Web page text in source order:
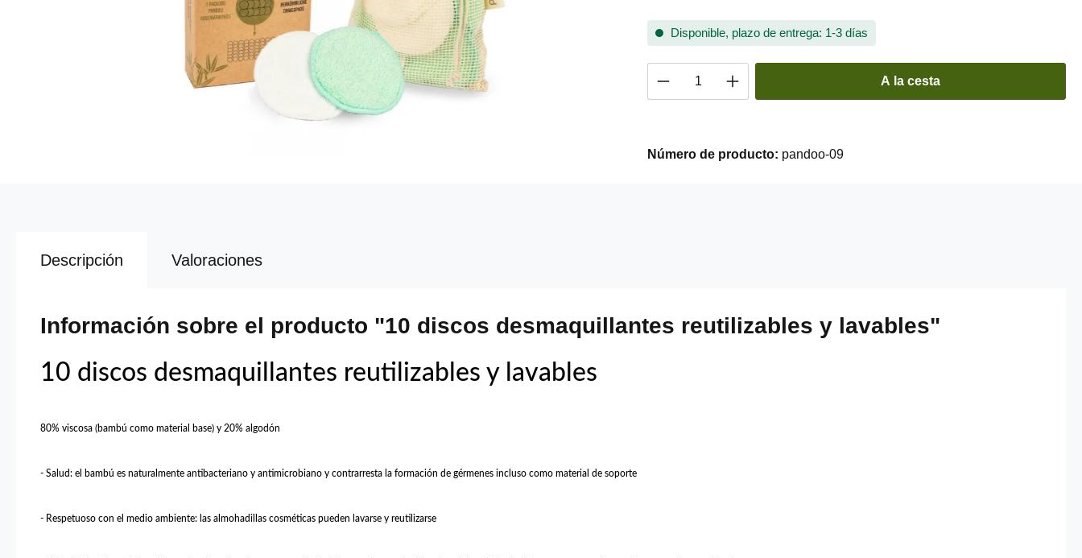
Disponible, plazo de entrega: 1-3 días
Cantidad del producto: introduce la cantidad
A la cesta
Número de producto: pandoo-09
Descripción Valoraciones
Información sobre el producto "10 discos desmaquillantes reutilizables y lavables"
10 discos desmaquillantes reutilizables y lavables
80% viscosa (bambú como material base) y 20% algodón
- Salud: el bambú es naturalmente antibacteriano y antimicrobiano y contrarresta la formación de gérmenes incluso como material de soporte
- Respetuoso con el medio ambiente: las almohadillas cosméticas pueden lavarse y reutilizarse